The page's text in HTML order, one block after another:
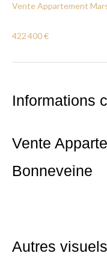
Vente Appartement
422 400 €
Informations
Vente
Bonneveine
Autres visuels